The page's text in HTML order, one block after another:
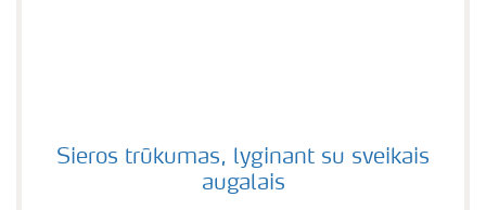
Sieros trūkumas, lyginant su sveikais augalais
Sieros trūkumas, lyginant su sveikais
augalais